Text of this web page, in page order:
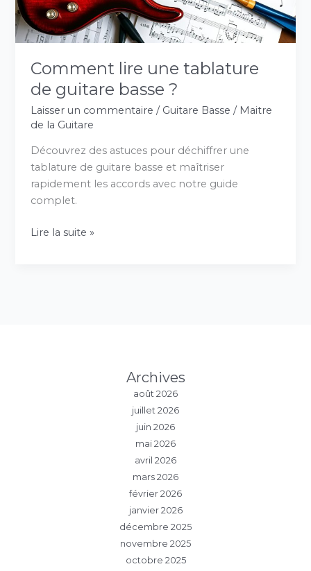
Comment lire une tablature
de guitare basse ?
Laisser un commentaire / Guitare Basse / Maitre
de la Guitare
Découvrez des astuces pour déchiffrer une
tablature de guitare basse et maîtriser
rapidement les accords avec notre guide
complet.
?
Lire la suite »
Archives
août 2026
juillet 2026
juin 2026
mai 2026
avril 2026
mars 2026
février 2026
janvier 2026
décembre 2025
novembre 2025
octobre 2025